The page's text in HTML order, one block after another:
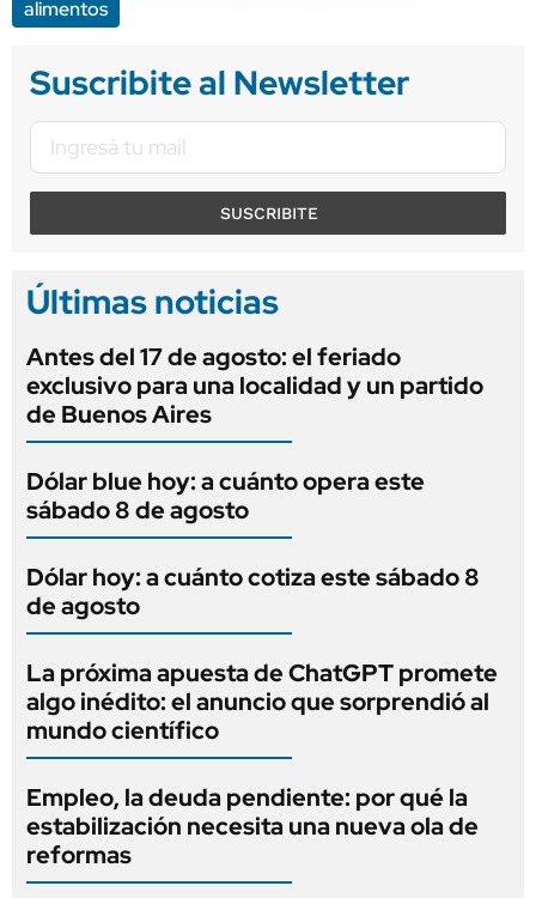
alimentos
Suscribite al Newsletter
SUSCRIBITE
Últimas noticias
Antes del 17 de agosto: el feriado
exclusivo para una localidad y un partido
de Buenos Aires
Dólar blue hoy: a cuánto opera este
sábado 8 de agosto
Dólar hoy: a cuánto cotiza este sábado 8
de agosto
La próxima apuesta de ChatGPT promete
algo inédito: el anuncio que sorprendió al
mundo científico
Empleo, la deuda pendiente: por qué la
estabilización necesita una nueva ola de
reformas